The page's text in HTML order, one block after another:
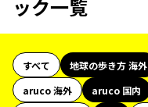
ック一覧
すべて 地球の歩き方 海外
aruco 海外
aruco 国内